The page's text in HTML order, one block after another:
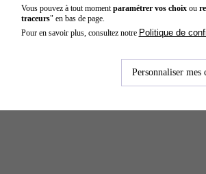
Vous pouvez à tout moment paramétrer vos choixou
traceurs" en bas de page.
Pour en savoir plus, consultez notre Politique de
Personnaliser mes